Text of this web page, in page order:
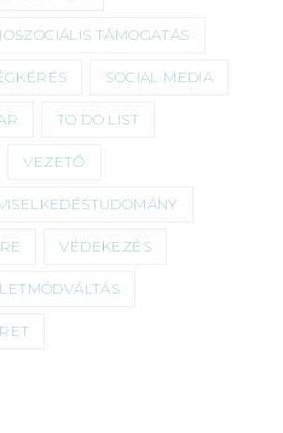
TÁMOGATÁS
SOCIAL MEDIA
TO DO LIST
VEZETŐ
VÉDEKEZÉS